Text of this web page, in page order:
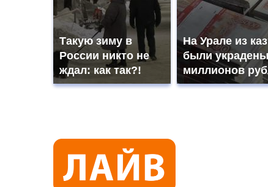
Такую зиму в
России никто не
ждал: как так?!
На Урале из
были
миллионов